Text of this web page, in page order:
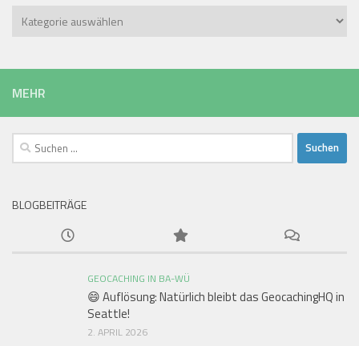
Kategorien
MEHR
Suchen
nach:
BLOGBEITRÄGE
GEOCACHING IN BA-WÜ
😄 Auflösung: Natürlich bleibt das GeocachingHQ in
Seattle!
2. APRIL 2026